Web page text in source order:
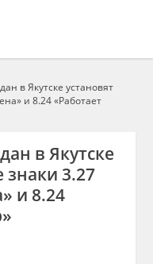
в Якутске установят
и 8.24 «Работает
в Якутске
3.27
и 8.24